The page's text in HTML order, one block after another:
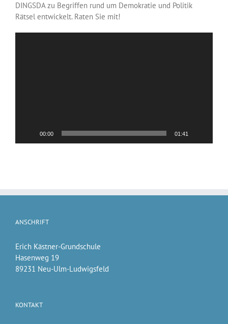
DINGSDA zu Begriffen rund um Demokratie und Politik
Rätsel entwickelt. Raten Sie mit!
00:00 01:41
ANSCHRIFT
Erich Kästner-Grundschule
Hasenweg 19
89231 Neu-Ulm-Ludwigsfeld
KONTAKT